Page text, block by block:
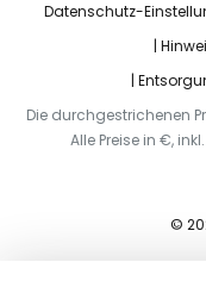
Datenschutz-
Die durchgestrichenen
Alle Preise in €,
©